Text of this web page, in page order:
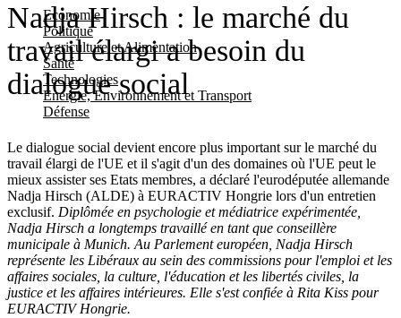
Economie
Politique
Agriculture et Alimentation
Santé
Technologies
Energie, Environnement et Transport
Défense
Nadja Hirsch : le marché du
travail élargi a besoin du
dialogue social
Le dialogue social devient encore plus important sur le marché du
travail élargi de l'UE et il s'agit d'un des domaines où l'UE peut le
mieux assister ses Etats membres, a déclaré l'eurodéputée allemande
Nadja Hirsch (ALDE) à EURACTIV Hongrie lors d'un entretien
exclusif. Diplômée en psychologie et médiatrice expérimentée,
Nadja Hirsch a longtemps travaillé en tant que conseillère
municipale à Munich. Au Parlement européen, Nadja Hirsch
représente les Libéraux au sein des commissions pour l'emploi et les
affaires sociales, la culture, l'éducation et les libertés civiles, la
justice et les affaires intérieures. Elle s'est confiée à Rita Kiss pour
EURACTIV Hongrie.